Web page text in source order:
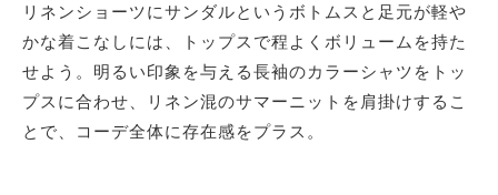
リネンショーツにサンダルというボトムスと足元が軽や
かな着こなしには、トップスで程よくボリュームを持た
せよう。明るい印象を与える長袖のカラーシャツをトッ
プスに合わせ、リネン混のサマーニットを肩掛けするこ
とで、コーデ全体に存在感をプラス。